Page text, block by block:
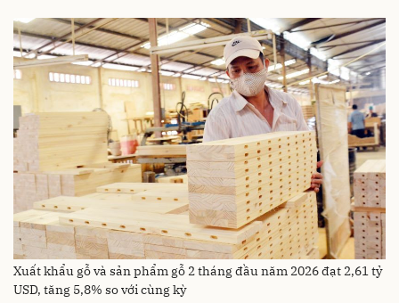
Xuất khẩu gỗ và sản phẩm gỗ 2 tháng đầu năm 2026 đạt 2,61 tỷ
USD, tăng 5,8% so với cùng kỳ